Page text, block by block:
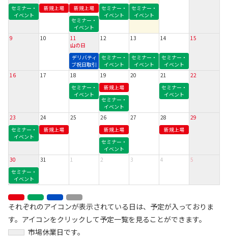
セミナー・
イベント
新規上場 新規上場
セミナー・
イベント
セミナー・
イベント
セミナー・
イベント
9
10
11
山の日
12 13 14 15
デリバティ
ブ祝日取引
セミナー・
イベント
セミナー・
イベント
セミナー・
イベント
16
17 18 19 20 21
22
セミナー・
イベント
新規上場
セミナー・
イベント
セミナー・
イベント
23
24 25 26 27 28
29
セミナー・
イベント
新規上場 新規上場
新規上場
セミナー・
イベント
30
31 1 2 3 4
5
セミナー・
イベント
それぞれのアイコンが表示されている日は、予定が入っておりま
す。アイコンをクリックして予定一覧を見ることができます。
市場休業日です。